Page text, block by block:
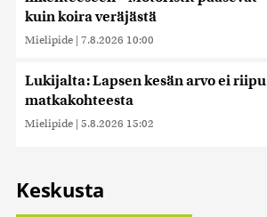
kuin koira veräjästä
Mielipide | 7.8.2026 10:00
Lukijalta: Lapsen kesän arvo ei riipu
matkakohteesta
Mielipide | 5.8.2026 15:02
Keskusta